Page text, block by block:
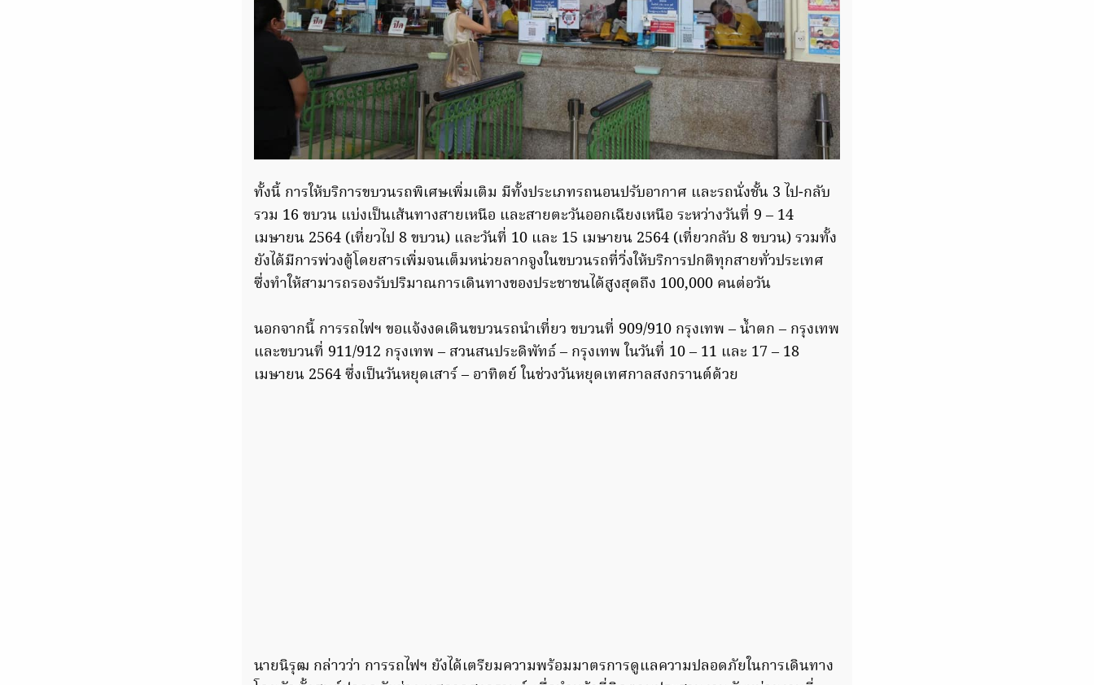
ทั้งนี้ การให้บริการขบวนรถพิเศษเพิ่มเติม มีทั้งประเภทรถนอนปรับอากาศ และรถนั่งชั้น 3 ไป-กลับ
รวม 16 ขบวน แบ่งเป็นเส้นทางสายเหนือ และสายตะวันออกเฉียงเหนือ ระหว่างวันที่ 9 – 14
เมษายน 2564 (เที่ยวไป 8 ขบวน) และวันที่ 10 และ 15 เมษายน 2564 (เที่ยวกลับ 8 ขบวน) รวมทั้ง
ยังได้มีการพ่วงตู้โดยสารเพิ่มจนเต็มหน่วยลากจูงในขบวนรถที่วิ่งให้บริการปกติทุกสายทั่วประเทศ
ซึ่งทำให้สามารถรองรับปริมาณการเดินทางของประชาชนได้สูงสุดถึง 100,000 คนต่อวัน
นอกจากนี้ การรถไฟฯ ขอแจ้งงดเดินขบวนรถนำเที่ยว ขบวนที่ 909/910 กรุงเทพ – น้ำตก – กรุงเทพ
และขบวนที่ 911/912 กรุงเทพ – สวนสนประดิพัทธ์ – กรุงเทพ ในวันที่ 10 – 11 และ 17 – 18
เมษายน 2564 ซึ่งเป็นวันหยุดเสาร์ – อาทิตย์ ในช่วงวันหยุดเทศกาลสงกรานต์ด้วย
นายนิรุฒ กล่าวว่า การรถไฟฯ ยังได้เตรียมความพร้อมมาตรการดูแลความปลอดภัยในการเดินทาง